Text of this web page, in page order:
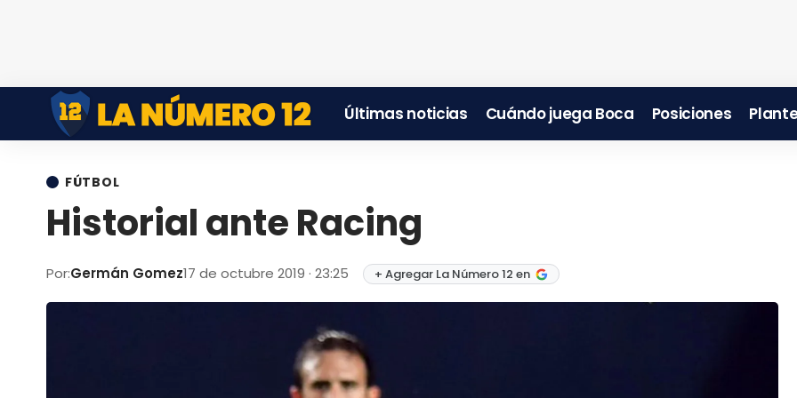
Últimas noticias Cuándo juega Boca Posiciones
FÚTBOL
Historial ante Racing
Por:Germán Gomez17 de octubre 2019 · 23:25 + Agregar La Número 12 en